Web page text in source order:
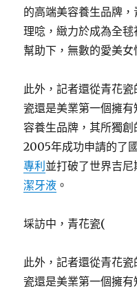
的高端美容養生品牌
理唸，緻力於成為全
幫助下，無數的愛美女
此外，記者還從青花
瓷還是美業第一個擁
容養生品牌，其所獨
2005年成功申請的了
專利 並打破了世界吉尼
潔牙液 。
埰訪中，青花瓷(
此外，記者還從青花
瓷還是美業第一個擁